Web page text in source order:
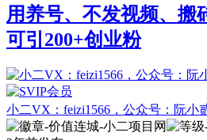
用养号、不发视频、搬
可引200+创业粉
小二VX：feizi1566，公众号：阮小